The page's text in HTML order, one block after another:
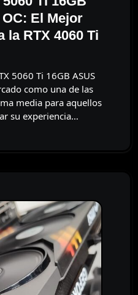
El Mejor
la RTX 4060 Ti
como una de las
media para aquellos
su experiencia…